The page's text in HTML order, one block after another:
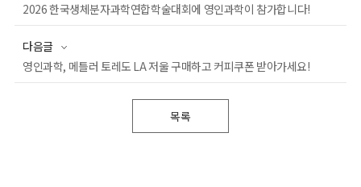
2026 한국생체분자과학연합학술대회에 영인과학이 참가합니다!
다음글
영인과학, 메틀러 토레도 LA 저울 구매하고 커피쿠폰 받아가세요!
목록